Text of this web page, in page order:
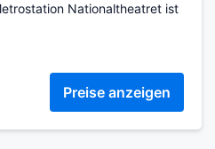
Nationaltheatret ist
Preise anzeigen